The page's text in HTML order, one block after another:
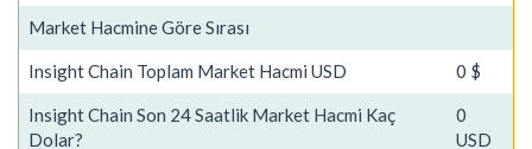
Market Hacmine Göre Sırası
Insight Chain Toplam Market Hacmi USD 0 $
Insight Chain Son 24 Saatlik Market Hacmi Kaç
Dolar?
0
USD